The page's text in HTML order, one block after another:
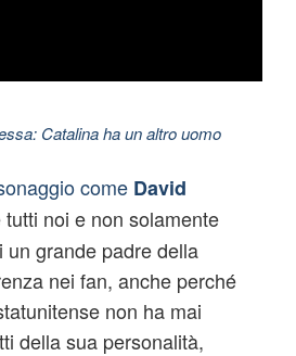
Catalina ha un altro uomo
come David
noi e non solamente
un grande padre della
nei fan, anche perché
non ha mai
della sua personalità,